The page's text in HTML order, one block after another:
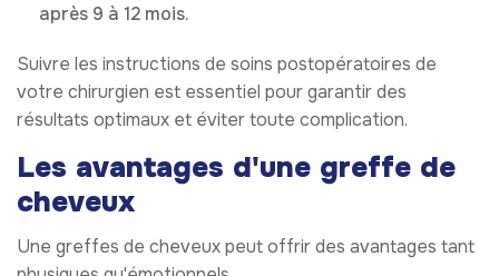
après 9 à 12 mois.
Suivre les instructions de soins postopératoires de
votre chirurgien est essentiel pour garantir des
résultats optimaux et éviter toute complication.
Les avantages d'une greffe de
cheveux
Une greffes de cheveux peut offrir des avantages tant